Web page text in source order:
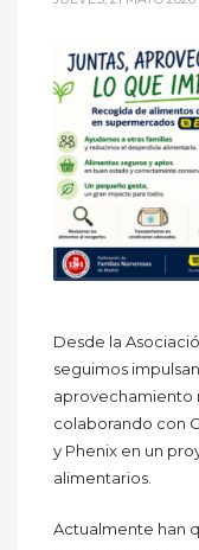
Desde la
seguimos
aprovechamiento
colaborando con
y Phenix en un
alimentarios.
Actualmente han